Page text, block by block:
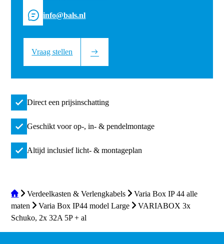
info@bals.nl
Vraag stellen
Direct een prijsinschatting
Geschikt voor op-, in- & pendelmontage
Altijd inclusief licht- & montageplan
Verdeelkasten & Verlengkabels
Varia Box IP 44 alle
maten
Varia Box IP44 model Large
VARIABOX 3x
Schuko, 2x 32A 5P + al